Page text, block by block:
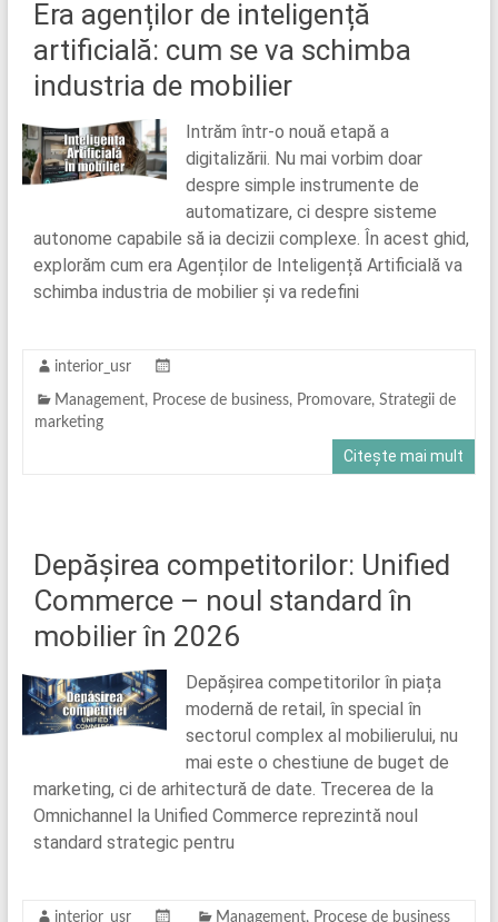
Era agenților de inteligență
artificială: cum se va schimba
industria de mobilier
Intrăm într-o nouă etapă a
digitalizării. Nu mai vorbim doar
despre simple instrumente de
automatizare, ci despre sisteme
autonome capabile să ia decizii complexe. În acest ghid,
explorăm cum era Agenților de Inteligență Artificială va
schimba industria de mobilier și va redefini
interior_usr
Management, Procese de business, Promovare, Strategii de
marketing
Citește mai mult
Depășirea competitorilor: Unified
Commerce – noul standard în
mobilier în 2026
Depășirea competitorilor în piața
modernă de retail, în special în
sectorul complex al mobilierului, nu
mai este o chestiune de buget de
marketing, ci de arhitectură de date. Trecerea de la
Omnichannel la Unified Commerce reprezintă noul
standard strategic pentru
interior_usr Management, Procese de business